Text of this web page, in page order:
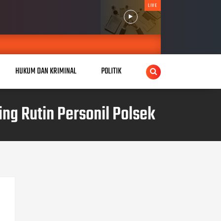
LIVE
HUKUM DAN KRIMINAL POLITIK
Rutin Personil Polsek